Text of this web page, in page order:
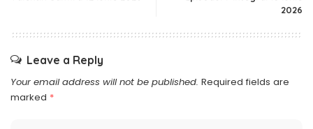
2026
Leave a Reply
Your email address will not be published. Required fields are
marked *